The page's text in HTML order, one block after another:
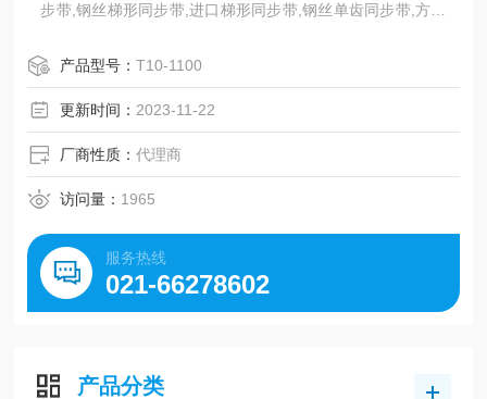
步带,钢丝梯形同步带,进口梯形同步带,钢丝单齿同步带,方形
5、DT10型。日本三星、美国盖茨、德国奥比等世界名优工
业皮带。
产品型号：T10-1100
更新时间： 2023-11-22
厂商性质：代理商
访问量： 1965
服务热线
021-66278602
产品分类